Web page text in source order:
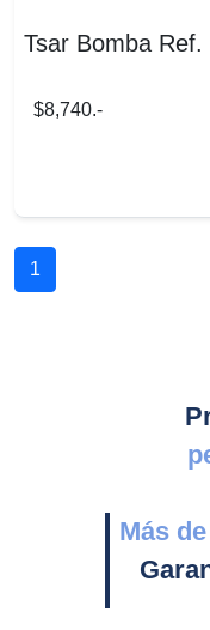
Tsar Bomba Ref.
$8,740.-
1
Más